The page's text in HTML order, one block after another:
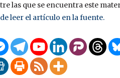
las que se encuentra este
leer el artículo en la fuente.